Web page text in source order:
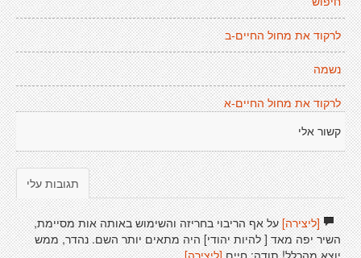
לרקוד את מחול החיים-ב
נשמה
לרקוד את מחול החיים-א
קשור אלי
תגובות עלי
[ליצירה]על אף הריבוי בחריזה והשימוש באותה אות מסיימת,
השיר יפה מאד [ להיות יהודי] היה מתאים יותר השם. נהדר, ממש
יוצא מהכלל! תודה: חיים[ליצירה]